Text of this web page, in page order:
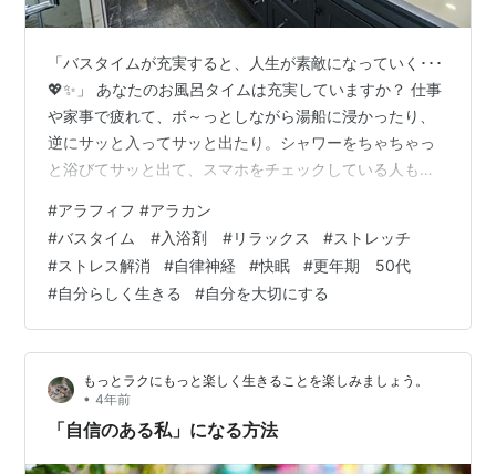
「バスタイムが充実すると、人生が素敵になっていく･･･
💖✨」 あなたのお風呂タイムは充実していますか？ 仕事
や家事で疲れて、ボ～っとしながら湯船に浸かったり、
逆にサッと入ってサッと出たり。シャワーをちゃちゃっ
と浴びてサッと出て、スマホをチェックしている人も多
大好きで、寒い時期は湯船にのんびり浸かり、暑い季節
にはシャワーを浴びるようにしています🙂 心も体もリラ
ックスできて、すっごく心地よくなる至福の時間✨😆✨
お風呂タイムがとてもイイ感じだと、その日はとっても
穏やかな気持ちでベッドにつくことができますね😉でも
そうじゃない日も結構あったりするので…
#アラフィフ #アラカン
#バスタイム #入浴剤 #リラックス #ストレッチ
#ストレス解消 #自律神経 #快眠 #更年期 50代
#自分らしく生きる #自分を大切にする
もっとラクにもっと楽しく生きることを楽しみましょう。
• 4年前
「自信のある私」になる方法